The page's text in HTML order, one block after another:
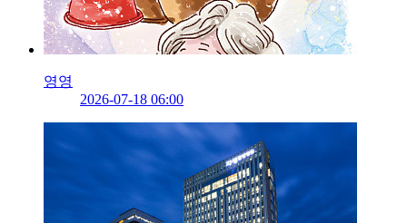
영영
2026-07-18 06:00